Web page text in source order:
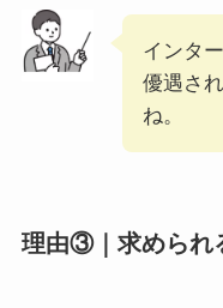
インタ
優遇さ
ね。
理由③｜求められ